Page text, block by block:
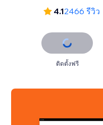
4.12466 รีวิว
ติดตั้งฟรี